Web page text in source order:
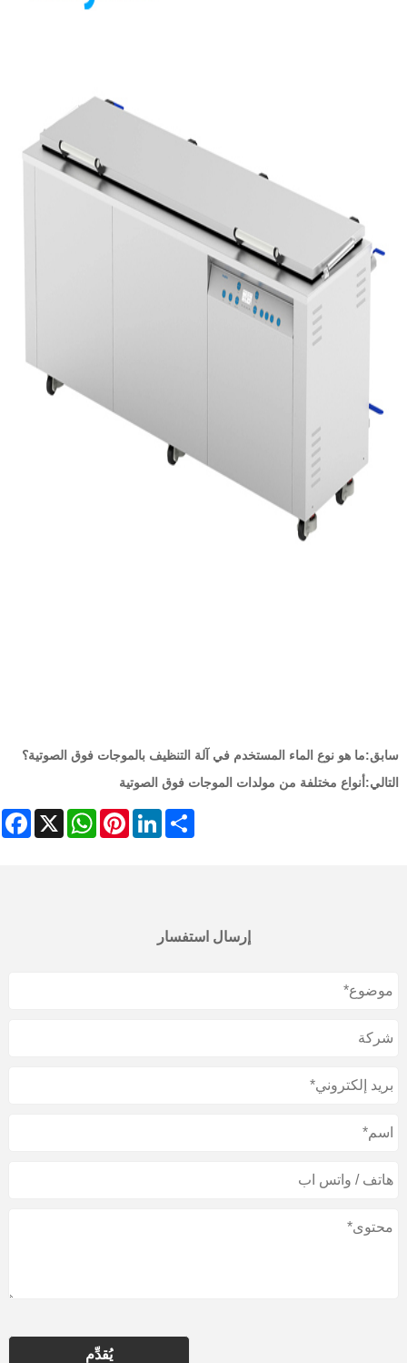
سابق:ما هو نوع الماء المستخدم في آلة التنظيف بالموجات فوق الصوتية؟
التالي: أنواع مختلفة من مولدات الموجات فوق الصوتية
X
WhatsAppPinterestLinkedInShare
إرسال استفسار
يُقدِّم